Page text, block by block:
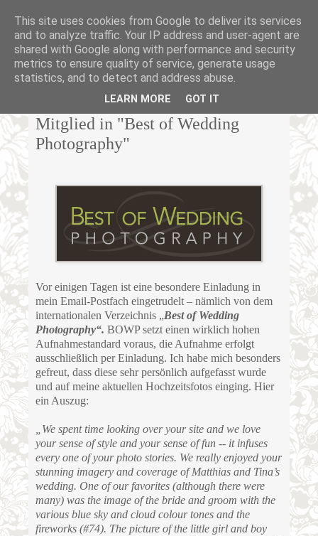
MONTAG, 22. APRIL 2013
Mitglied in "Best of Wedding
Photography"
Vor einigen Tagen ist eine besondere Einladung in
mein Email-Postfach eingetrudelt – nämlich von dem
internationalen Verzeichnis „Best of Wedding
Photography“. BOWP setzt einen wirklich hohen
Aufnahmestandard voraus, die Aufnahme erfolgt
ausschließlich per Einladung. Ich habe mich besonders
gefreut, dass diese sehr persönlich aufgefasst wurde
und auf meine aktuellen Hochzeitsfotos einging. Hier
ein Auszug:
„We spent time looking over your site and we love
your sense of style and your sense of fun -- it infuses
every one of your photo stories. We really enjoyed your
stunning imagery and coverage of Matthias and Tina’s
wedding. One of our favorites (although there were
many) was the image of the bride and groom with the
various blue sky and cloud colour tones and the
fireworks (#74). The picture of the little girl and boy
This site uses cookies from Google to deliver its services
and to analyze traffic. Your IP address and user-agent are
shared with Google along with performance and security
metrics to ensure quality of service, generate usage
statistics, and to detect and address abuse.
LEARN MORE GOT IT